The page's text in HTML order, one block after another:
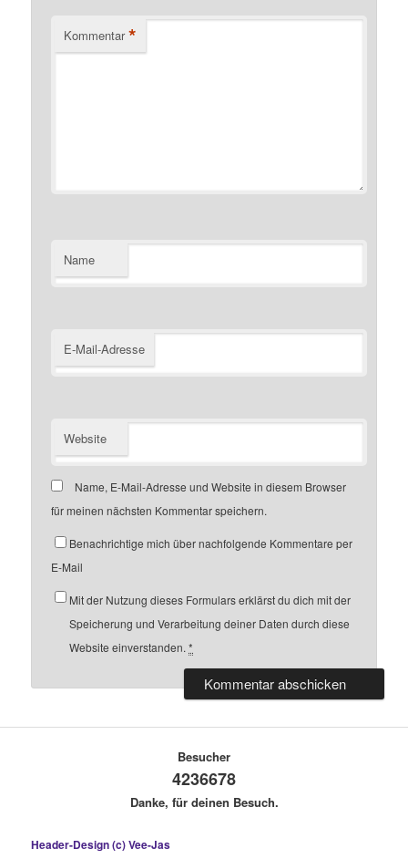
Kommentar *
Name
E-Mail-Adresse
Website
Name, E-Mail-Adresse und Website in diesem Browser
für meinen nächsten Kommentar speichern.
Benachrichtige mich über nachfolgende Kommentare per
E-Mail
Mit der Nutzung dieses Formulars erklärst du dich mit der
Speicherung und Verarbeitung deiner Daten durch diese
Website einverstanden.*
Besucher
4236678
Danke, für deinen Besuch.
Header-Design (c) Vee-Jas